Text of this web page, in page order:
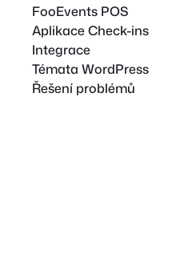
FooEvents POS
Aplikace Check-ins
Integrace
Témata WordPress
Řešení problémů